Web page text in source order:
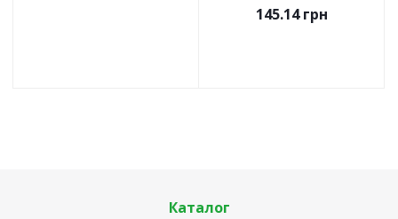
145.14грн
Каталог